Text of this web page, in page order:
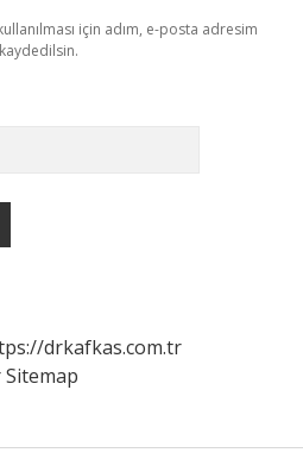
için adım, e-posta adresim
drkafkas.com.tr
Sitemap